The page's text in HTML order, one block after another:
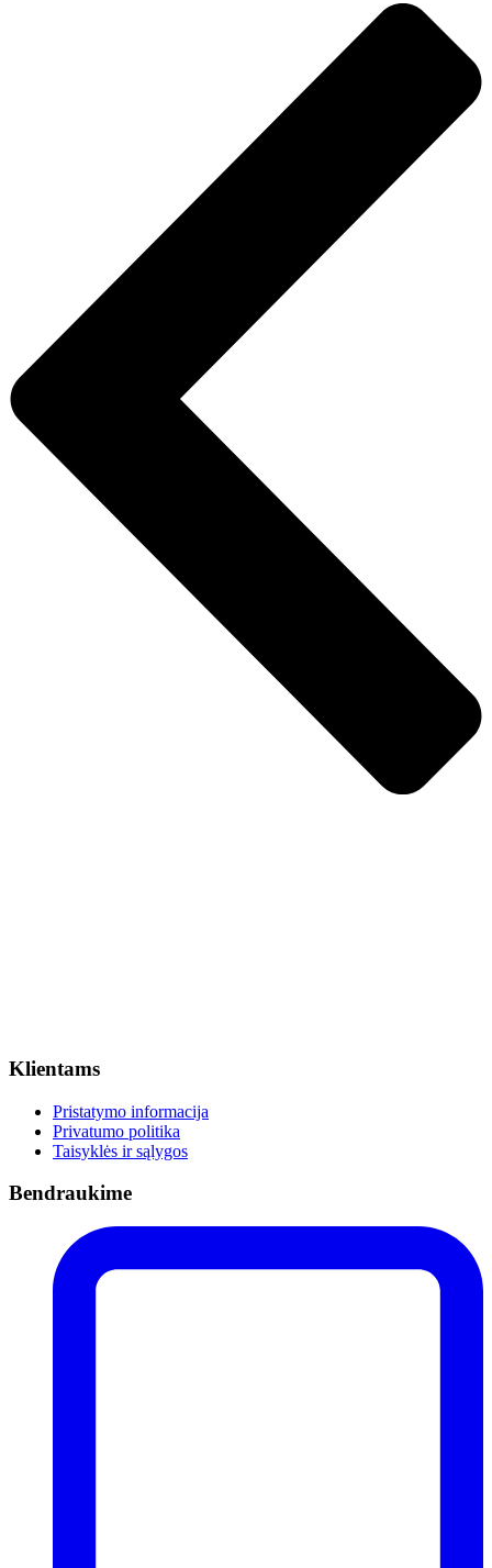
Klientams
Pristatymo informacija
Privatumo politika
Taisyklės ir sąlygos
Bendraukime